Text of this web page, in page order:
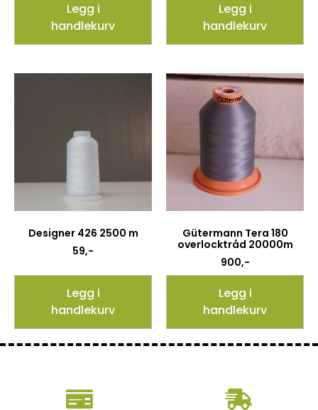
Legg i
handlekurv
Legg i
handlekurv
Designer 426 2500 m
59,-
Legg i
handlekurv
Gütermann Tera 180
overlocktråd 20000m
900,-
Legg i
handlekurv